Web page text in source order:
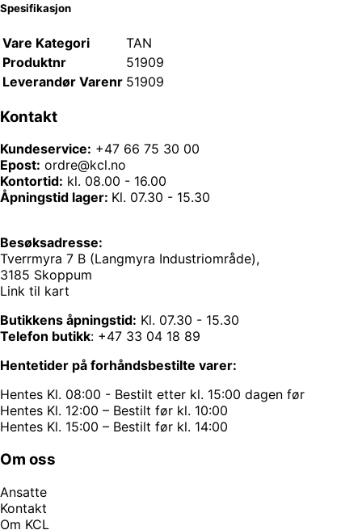
Spesifikasjon
Vare Kategori
TAN
Produktnr
51909
Leverandør Varenr 51909
Kontakt
Kundeservice: +47 66 75 30 00
Epost: ordre@kcl.no
Kontortid: kl. 08.00 - 16.00
Åpningstid lager: Kl. 07.30 - 15.30
Besøksadresse:
Tverrmyra 7 B (Langmyra Industriområde),
3185 Skoppum
Link til kart
Butikkens åpningstid: Kl. 07.30 - 15.30
Telefon butikk: +47 33 04 18 89
Hentetider på forhåndsbestilte varer:
Hentes Kl. 08:00 - Bestilt etter kl. 15:00 dagen før
Hentes Kl. 12:00 – Bestilt før kl. 10:00
Hentes Kl. 15:00 – Bestilt før kl. 14:00
Om oss
Ansatte
Kontakt
Om KCL